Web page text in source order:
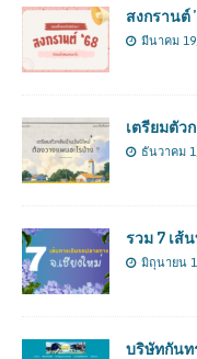
สงกรานต์
มีนาคม
เตรียมตัว
ธันวาคม
รวม 7 เส้
มิถุนายน
บริษัทกันท